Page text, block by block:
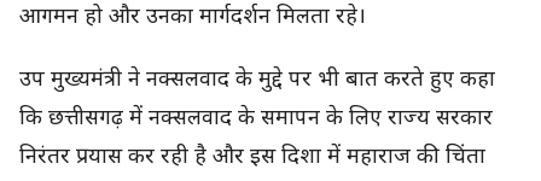
आगमन हो और उनका मार्गदर्शन मिलता रहे।
उप मुख्यमंत्री ने नक्सलवाद के मुद्दे पर भी बात करते हुए कहा
कि छत्तीसगढ़ में नक्सलवाद के समापन के लिए राज्य सरकार
निरंतर प्रयास कर रही है और इस दिशा में महाराज की चिंता